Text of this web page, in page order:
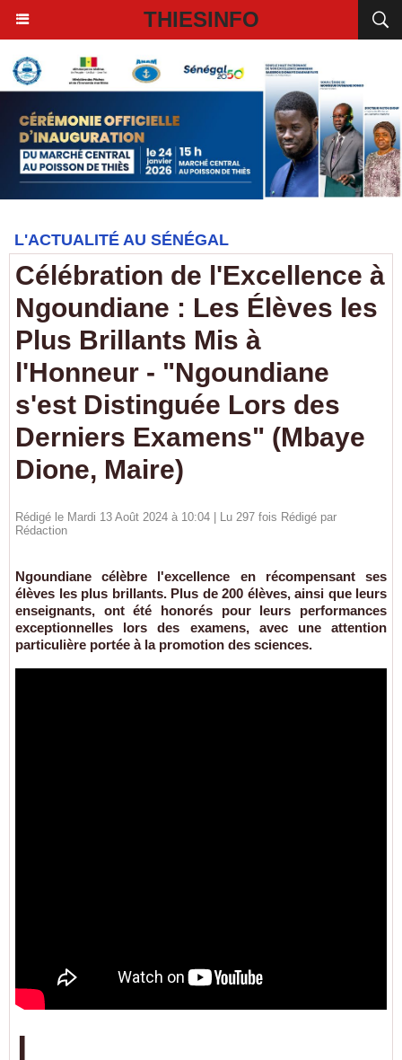
THIESINFO
L'ACTUALITÉ AU SÉNÉGAL
Célébration de l'Excellence à
Ngoundiane : Les Élèves les
Plus Brillants Mis à
l'Honneur - "Ngoundiane
s'est Distinguée Lors des
Derniers Examens" (Mbaye
Dione, Maire)
Rédigé le Mardi 13 Août 2024 à 10:04 | Lu 297 fois Rédigé par
Rédaction
Ngoundiane célèbre l'excellence en récompensant ses
élèves les plus brillants. Plus de 200 élèves, ainsi que leurs
enseignants, ont été honorés pour leurs performances
exceptionnelles lors des examens, avec une attention
particulière portée à la promotion des sciences.